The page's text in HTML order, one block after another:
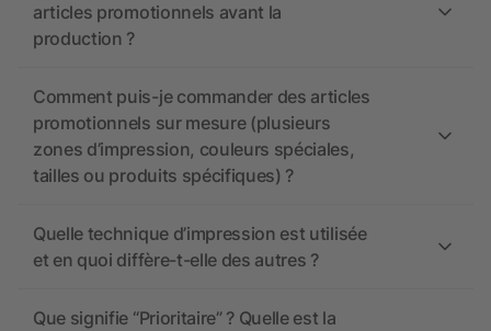
articles promotionnels avant la
production ?
Comment puis-je commander des articles
promotionnels sur mesure (plusieurs
zones d’impression, couleurs spéciales,
tailles ou produits spécifiques) ?
Quelle technique d’impression est utilisée
et en quoi diffère-t-elle des autres ?
Que signifie “Prioritaire” ? Quelle est la